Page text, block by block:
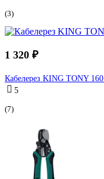
(3)
1 320 ₽
Кабелерез KING TONY
5
(7)